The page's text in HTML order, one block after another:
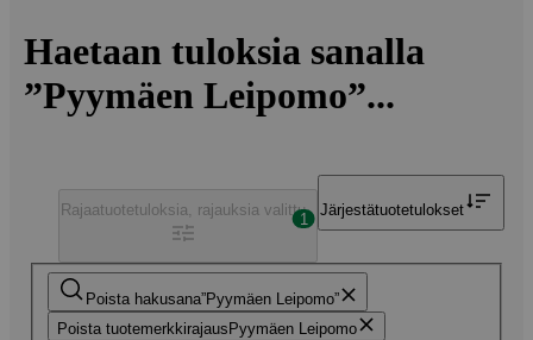
Haetaan tuloksia sanalla
”Pyymäen Leipomo”...
Poista hakusana Pyymäen Leipomo
Poista tuotemerkkirajaus Pyymäen Leipomo
Rajaatuotetuloksia, rajauksia valittu
1
Järjestätuotetulokset